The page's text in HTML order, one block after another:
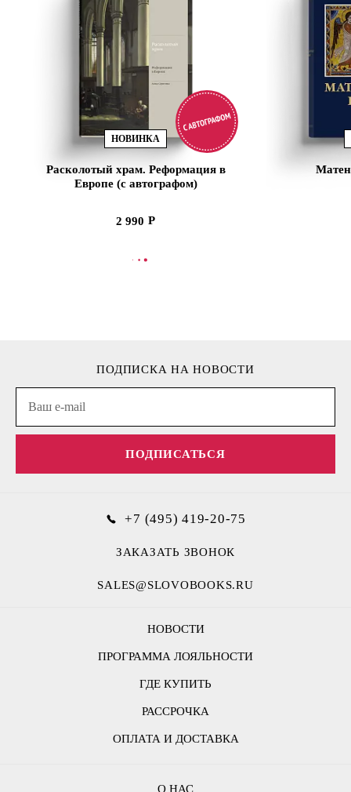
НОВИНКА
Расколотый храм. Реформация в
Европе (с автографом)
2 990
В КОРЗИНУ
НОВОСТИ
ПРОГРАММА ЛОЯЛЬНОСТИ
ГДЕ КУПИТЬ
РАССРОЧКА
ОПЛАТА И ДОСТАВКА
ПОДПИСКА НА НОВОСТИ
ПОДПИСАТЬСЯ
О НАС
+7 (495) 419-20-75
ЗАКАЗАТЬ ЗВОНОК
SALES@SLOVOBOOKS.RU